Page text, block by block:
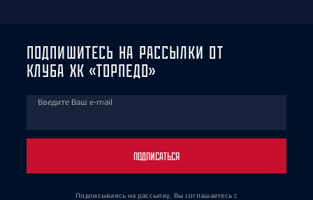
ПОДПИШИТЕСЬ НА РАССЫЛКИ ОТ
КЛУБА ХК «ТОРПЕДО»
Введите Ваш e-mail
ПОДПИСАТЬСЯ
Подписываясь на рассылку, Вы соглашаетесь с